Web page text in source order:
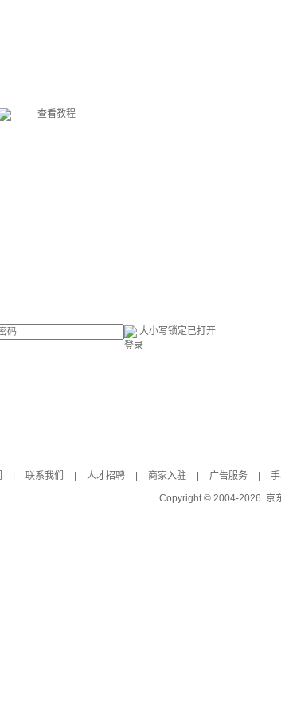
查看教程
大小写锁定已打开
登录
联系我们 人才招聘 商家入驻 广告服务
Copyright © 2004-2026 京